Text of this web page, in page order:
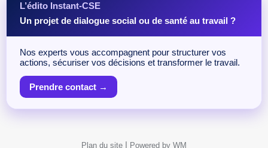
L’édito Instant-CSE
Un projet de dialogue social ou de santé au travail ?
Nos experts vous accompagnent pour structurer vos
actions, sécuriser vos décisions et transformer le travail.
Prendre contact →
Plan du site | Powered by WM